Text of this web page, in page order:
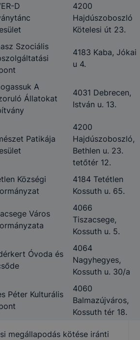
D
4200
Hajdúszoboszló
Kötelesi út 23.
Szociális
4183 Kaba, Jókai
u 4.
A
Állatokat
4031 Debrecen,
István u. 13.
Patikája
4200
Hajdúszoboszló,
Bethlen u. 23.
tetőtér 12.
Községi
4184 Tetétlen
Kossuth u. 65.
Város
4066
Tiszacsege,
Kossuth u. 5.
Óvoda és
4064
Nagyhegyes,
Kossuth u. 30/a
Péter Kulturális
4060
Balmazújváros,
Kossuth tér 18.
megállapodás kötése iránti